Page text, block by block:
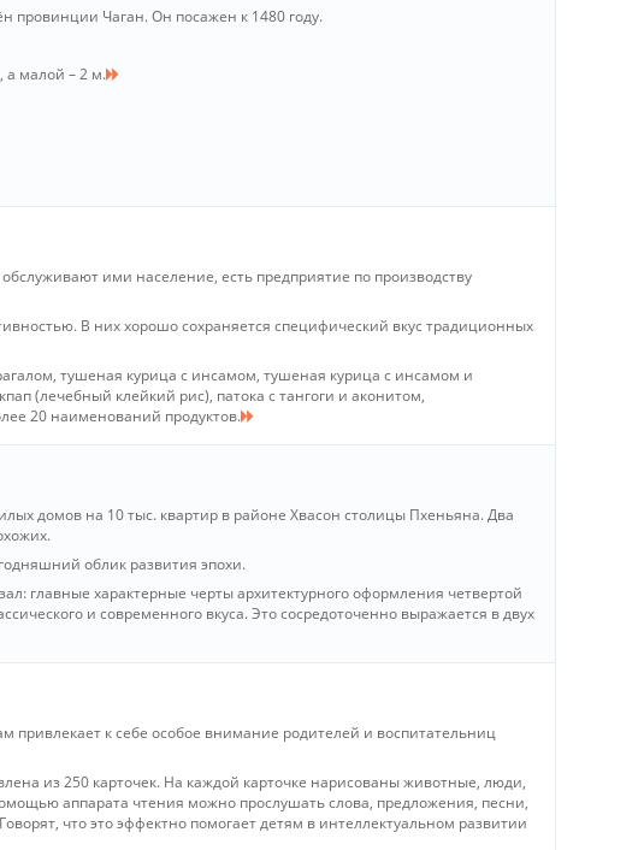
провинции Чаган. Он посажен к 1480 году.
а малой – 2 м.
ими население, есть предприятие по производству
В них хорошо сохраняется специфический вкус традиционных
тушеная курица с инсамом, тушеная курица с инсамом и
(лечебный клейкий рис), патока с тангоги и аконитом,
20 наименований продуктов.
домов на 10 тыс. квартир в районе Хвасон столицы Пхеньяна. Два
облик развития эпохи.
главные характерные черты архитектурного оформления четвертой
и современного вкуса. Это сосредоточенно выражается в двух
к себе особое внимание родителей и воспитательниц
из 250 карточек. На каждой карточке нарисованы животные, люди,
аппарата чтения можно прослушать слова, предложения, песни,
что это эффектно помогает детям в интеллектуальном развитии